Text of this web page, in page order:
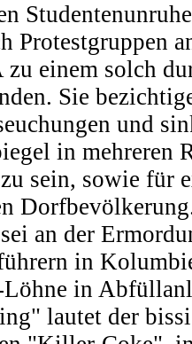
Protestgruppen
zu einem solch
Sie
und
in mehreren
sein, sowie für
an der
in
in
lautet der